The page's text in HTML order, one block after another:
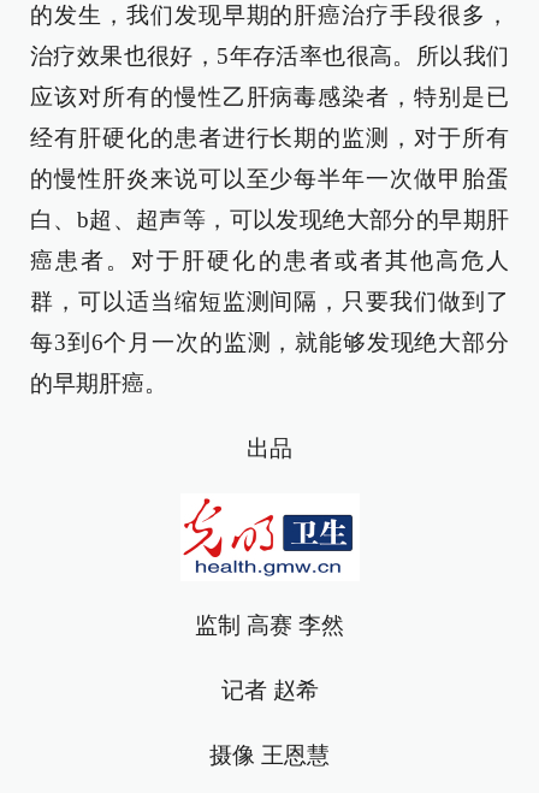
的发生，我们发现早期的肝癌治疗手段很多，
治疗效果也很好，5年存活率也很高。所以我们
应该对所有的慢性乙肝病毒感染者，特别是已
经有肝硬化的患者进行长期的监测，对于所有
的慢性肝炎来说可以至少每半年一次做甲胎蛋
白、b超、超声等，可以发现绝大部分的早期肝
癌患者。对于肝硬化的患者或者其他高危人
群，可以适当缩短监测间隔，只要我们做到了
每3到6个月一次的监测，就能够发现绝大部分
的早期肝癌。
出品
监制 高赛 李然
记者 赵希
摄像 王恩慧